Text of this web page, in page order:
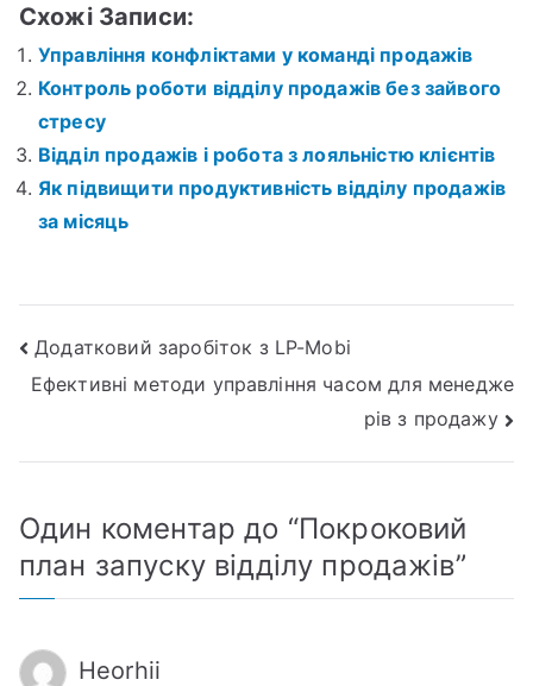
Схожі Записи:
Управління конфліктами у команді продажів
Контроль роботи відділу продажів без зайвого
стресу
Відділ продажів і робота з лояльністю клієнтів
Як підвищити продуктивність відділу продажів
за місяць
Навігація
записів
Додатковий заробіток з LP-Mobi
Ефективні методи управління часом для менедже
рів з продажу
Один коментар до “Покроковий
план запуску відділу продажів”
Heorhii